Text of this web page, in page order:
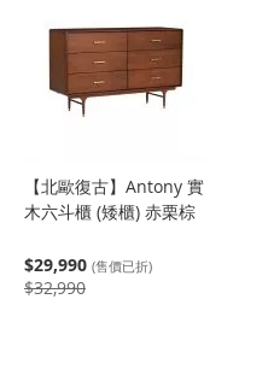
【北歐復古】Antony 實
木六斗櫃 (矮櫃) 赤栗棕
$29,990 (售價已折)
$32,990